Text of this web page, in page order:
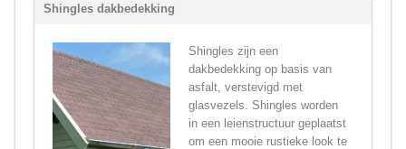
Shingles dakbedekking
Shingles zijn een
dakbedekking op basis van
asfalt, verstevigd met
glasvezels. Shingles worden
in een leienstructuur geplaatst
om een mooie rustieke look te